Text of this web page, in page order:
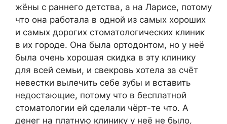
жёны с раннего детства, а на Ларисе, потому
что она работала в одной из самых хороших
и самых дорогих стоматологических клиник
в их городе. Она была ортодонтом, но у неё
была очень хорошая скидка в эту клинику
для всей семьи, и свекровь хотела за счёт
невестки вылечить себе зубы и вставить
недостающие, потому что в бесплатной
стоматологии ей сделали чёрт-те что. А
денег на платную клинику у неё не было,